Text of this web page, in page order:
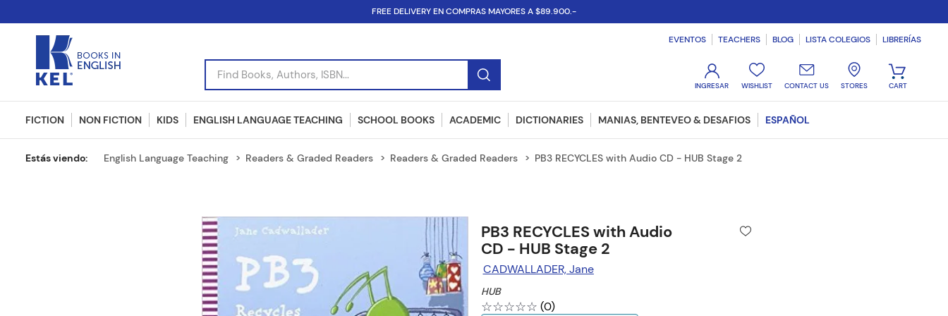
FREE DELIVERY EN COMPRAS MAYORES A $89.900.-
Find Books, Authors, ISBN...
EVENTOS TEACHERS BLOG LISTA COLEGIOS LIBRERÍAS
WISHLIST CONTACT US STORES
FICTION NON FICTION KIDS ENGLISH LANGUAGE TEACHING SCHOOL BOOKS ACADEMIC DICTIONARIES MANIAS, BENTEVEO & DESAFIOS ESPAÑOL
English Language Teaching Readers & Graded Readers Readers & Graded Readers PB3 RECYCLES with Audio CD - HUB Stage 2
PB3 RECYCLES with Audio
CD - HUB Stage 2
CADWALLADER, Jane
HUB
☆☆☆☆☆ (0)